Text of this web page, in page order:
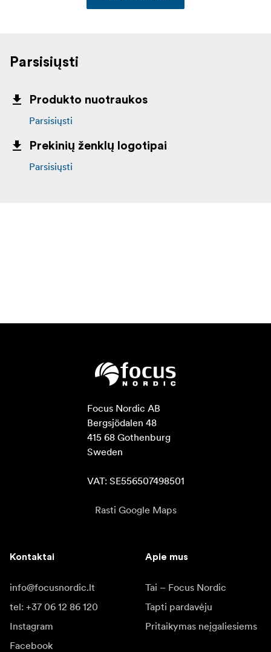
Parsisiųsti
Produkto nuotraukos
Parsisiųsti
Prekinių ženklų logotipai
Parsisiųsti
Focus Nordic AB
Bergsjödalen 48
415 68 Gothenburg
Sweden
VAT: SE556507498501
Rasti Google Maps
Kontaktai
info@focusnordic.lt
tel: +37 06 12 86 120
Instagram
Facebook
Apie mus
Tai – Focus Nordic
Tapti pardavėju
Pritaikymas neįgaliesiems